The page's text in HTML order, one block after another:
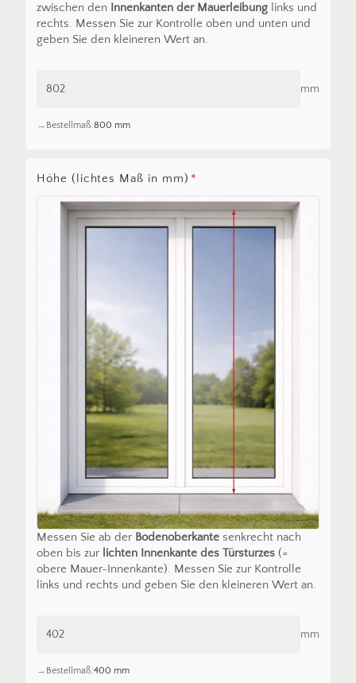
zwischen den Innenkanten der Mauerleibunglinks und
rechts. Messen Sie zur Kontrolle oben und unten und
geben Sie den kleineren Wert an.
mm
Bestellmaß:800 mm
Höhe (lichtes Maß in mm) *
Messen Sie ab der Bodenoberkantesenkrecht nach
oben bis zur lichten Innenkante des Türsturzes(=
obere Mauer-Innenkante). Messen Sie zur Kontrolle
links und rechts und geben Sie den kleineren Wert an.
mm
Bestellmaß:400 mm